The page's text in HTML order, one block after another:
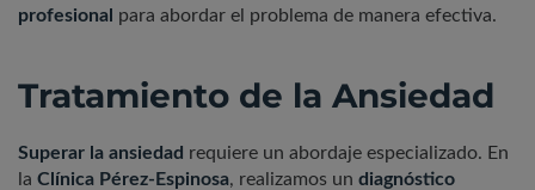
profesional para abordar el problema de manera efectiva.
Tratamiento de la Ansiedad
Superar la ansiedad requiere un abordaje especializado. En
la Clínica Pérez-Espinosa, realizamos un diagnóstico